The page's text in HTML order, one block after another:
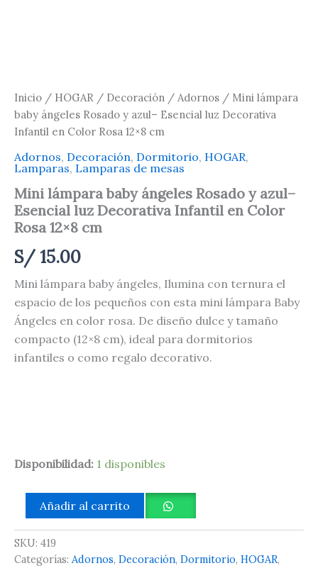
Inicio / HOGAR / Decoración / Adornos / Mini lámpara
baby ángeles Rosado y azul– Esencial luz Decorativa
Infantil en Color Rosa 12×8 cm
Adornos, Decoración, Dormitorio, HOGAR,
Lamparas, Lamparas de mesas
Mini lámpara baby ángeles Rosado y azul–
Esencial luz Decorativa Infantil en Color
Rosa 12×8 cm
S/15.00
Mini lámpara baby ángeles, Ilumina con ternura el
espacio de los pequeños con esta mini lámpara Baby
Ángeles en color rosa. De diseño dulce y tamaño
compacto (12×8 cm), ideal para dormitorios
infantiles o como regalo decorativo.
Disponibilidad: 1 disponibles
Añadir al carrito
SKU: 419
Categorías: Adornos, Decoración, Dormitorio, HOGAR,